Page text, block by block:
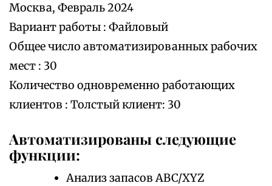
Москва, Февраль 2024
Вариант работы : Файловый
Общее число автоматизированных рабочих
мест : 30
Количество одновременно работающих
клиентов : Толстый клиент: 30
Автоматизированы следующие
функции:
Анализ запасов ABC/XYZ